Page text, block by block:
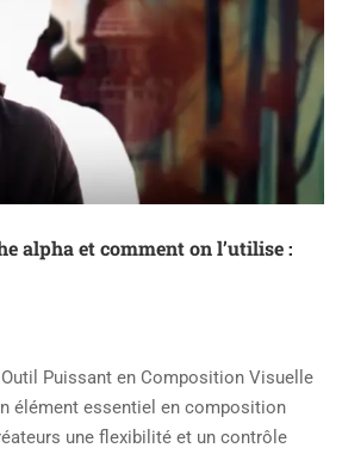
alpha et comment on l’utilise :
Puissant en Composition Visuelle
élément essentiel en composition
une flexibilité et un contrôle